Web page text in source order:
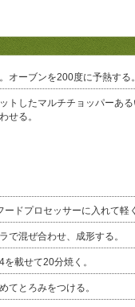
オーブンを200度に予熱する。
トしたマルチチョッパーあ
せる。
ドプロセッサーに入れて軽
で混ぜ合わせ、成形する。
載せて20分焼く。
てとろみをつける。